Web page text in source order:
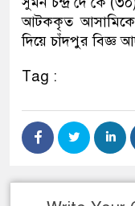
আটককৃত আসামিকে
দিয়ে চাঁদপুর বিজ্ঞ
Tag :